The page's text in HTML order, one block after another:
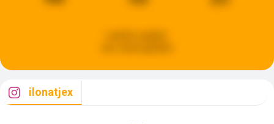
ilonatjex